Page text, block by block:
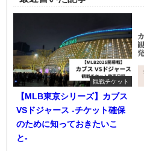
観戦チケット
【MLB東京シリーズ】カブス
VSドジャース -チケット確保
のために知っておきたいこ
と-